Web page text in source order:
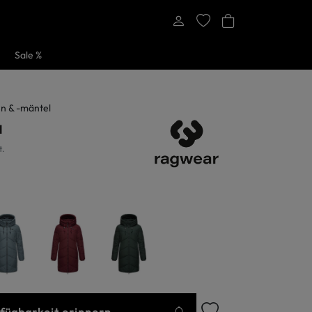
Sale %
& -mäntel